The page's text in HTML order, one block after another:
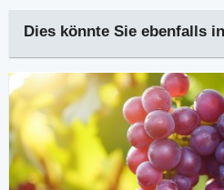
Dies könnte Sie ebenfalls